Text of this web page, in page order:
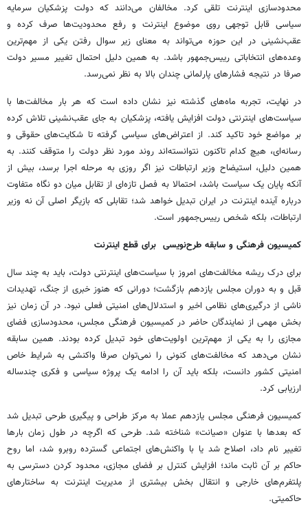
محدودسازی اینترنت تلقی کرد. مخالفان می‌دانند که دولت پزشکیان سرمایه
سیاسی قابل توجهی روی موضوع اینترنت و رفع محدودیت‌ها صرف کرده و
عقب‌نشینی در این حوزه می‌تواند به معنای زیر سوال رفتن یکی از مهم‌ترین
وعده‌های انتخاباتی رییس‌جمهور باشد. به همین دلیل احتمال تغییر مسیر دولت
صرفا در نتیجه فشارهای پارلمانی چندان بالا به نظر نمی‌رسد.
در نهایت، تجربه ماه‌های گذشته نیز نشان داده است که هر بار مخالفت‌ها با
سیاست‌های اینترنتی دولت افزایش یافته، پزشکیان به جای عقب‌نشینی تلاش کرده
بر مواضع خود تاکید کند. از اعتراض‌های سیاسی گرفته تا شکایت‌های حقوقی و
رسانه‌ای، هیچ ‌کدام تاکنون نتوانسته‌اند روند مورد نظر دولت را متوقف کنند. به
همین دلیل، استیضاح وزیر ارتباطات نیز اگر روزی به مرحله اجرا برسد، بیش از
آنکه پایان یک سیاست باشد، احتمالا به فصل تازه‌ای از تقابل میان دو نگاه متفاوت
درباره آینده اینترنت در ایران تبدیل خواهد شد؛ تقابلی که بازیگر اصلی آن نه وزیر
ارتباطات، بلکه شخص رییس‌جمهور است.
کمیسیون فرهنگی و سابقه طرح‌نویسی برای قطع اینترنت
برای درک ریشه مخالفت‌های امروز با سیاست‌های اینترنتی دولت، باید به چند سال
قبل و به دوران مجلس یازدهم بازگشت؛ دورانی که هنوز خبری از جنگ، تهدیدات
ناشی از درگیری‌های نظامی اخیر و استدلال‌های امنیتی فعلی نبود. در آن زمان نیز
بخش مهمی از نمایندگان حاضر در کمیسیون فرهنگی مجلس، محدودسازی فضای
مجازی را به یکی از مهم‌ترین اولویت‌های خود تبدیل کرده بودند. همین سابقه
نشان می‌دهد که مخالفت‌های کنونی را نمی‌توان صرفا واکنشی به شرایط خاص
امنیتی کشور دانست، بلکه باید آن را ادامه یک پروژه سیاسی و فکری چندساله
ارزیابی کرد.
کمیسیون فرهنگی مجلس یازدهم عملا به مرکز طراحی و پیگیری طرحی تبدیل شد
که بعدها با عنوان «صیانت» شناخته شد. طرحی که اگرچه در طول زمان بارها
تغییر نام داد، اصلاح شد یا با واکنش‌های اجتماعی گسترده روبرو شد، اما روح
حاکم بر آن ثابت ماند؛ افزایش کنترل بر فضای مجازی، محدود کردن دسترسی به
پلتفرم‌های خارجی و انتقال بخش بیشتری از مدیریت اینترنت به ساختارهای
حاکمیتی.